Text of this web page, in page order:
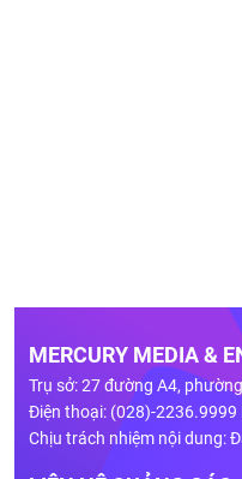
MERCURY MEDIA &
Trụ sở: 27 đường A4,
Điện thoại: (028)-2236.9999
Chịu trách nhiệm nội dung: